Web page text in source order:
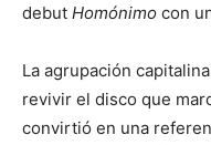
debut Homónimo con
La agrupación
revivir el disco que
convirtió en una